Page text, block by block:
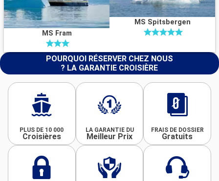
MS Fram
MS Spitsbergen
POURQUOI RÉSERVER CHEZ NOUS
? LA GARANTIE CROISIÈRE
PLUS DE 10 000
Croisières
LA GARANTIE DU
Meilleur Prix
FRAIS DE DOSSIER
Gratuits